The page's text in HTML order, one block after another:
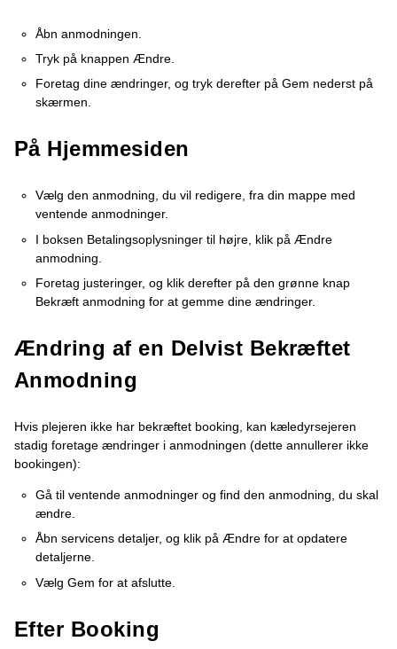
Åbn anmodningen.
Tryk på knappen Ændre.
Foretag dine ændringer, og tryk derefter på Gem nederst på
skærmen.
På Hjemmesiden
Vælg den anmodning, du vil redigere, fra din mappe med
ventende anmodninger.
I boksen Betalingsoplysninger til højre, klik på Ændre
anmodning.
Foretag justeringer, og klik derefter på den grønne knap
Bekræft anmodning for at gemme dine ændringer.
Ændring af en Delvist Bekræftet
Anmodning
Hvis plejeren ikke har bekræftet booking, kan kæledyrsejeren
stadig foretage ændringer i anmodningen (dette annullerer ikke
bookingen):
Gå til ventende anmodninger og find den anmodning, du skal
ændre.
Åbn servicens detaljer, og klik på Ændre for at opdatere
detaljerne.
Vælg Gem for at afslutte.
Efter Booking